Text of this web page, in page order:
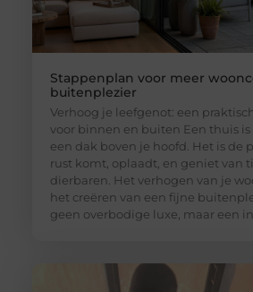
Stappenplan voor meer
buitenplezier
Verhoog je leefgenot: een
voor binnen en buiten Een thuis
een dak boven je hoofd. Het is de
rust komt, oplaadt, en geniet van
dierbaren. Het verhogen van je
het creëren van een fijne
geen overbodige luxe, maar een